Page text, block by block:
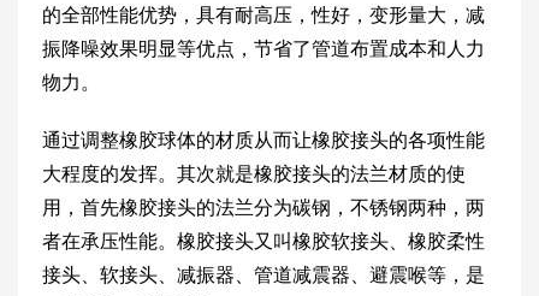
的全部性能优势，具有耐高压，性好，变形量大，减
振降噪效果明显等优点，节省了管道布置成本和人力
物力。
通过调整橡胶球体的材质从而让橡胶接头的各项性能
大程度的发挥。其次就是橡胶接头的法兰材质的使
用，首先橡胶接头的法兰分为碳钢，不锈钢两种，两
者在承压性能。橡胶接头又叫橡胶软接头、橡胶柔性
接头、软接头、减振器、管道减震器、避震喉等，是